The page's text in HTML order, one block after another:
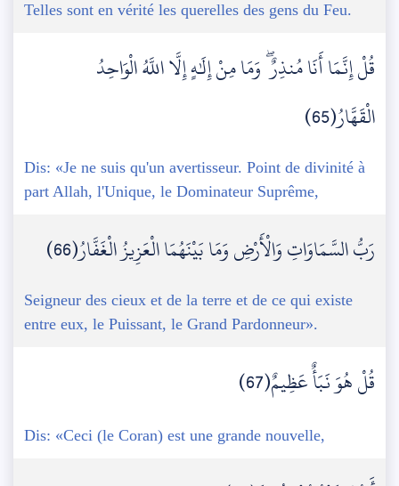
Telles sont en vérité les querelles des gens du Feu.
قُلْ إِنَّمَا أَنَا مُنذِرٌ ۖ وَمَا مِنْ إِلَٰهٍ إِلَّا اللَّهُ الْوَاحِدُ
الْقَهَّارُ(65)
Dis: «Je ne suis qu'un avertisseur. Point de divinité à
part Allah, l'Unique, le Dominateur Suprême,
رَبُّ السَّمَاوَاتِ وَالْأَرْضِ وَمَا بَيْنَهُمَا الْعَزِيزُ الْغَفَّارُ(66)
Seigneur des cieux et de la terre et de ce qui existe
entre eux, le Puissant, le Grand Pardonneur».
قُلْ هُوَ نَبَأٌ عَظِيمٌ(67)
Dis: «Ceci (le Coran) est une grande nouvelle,